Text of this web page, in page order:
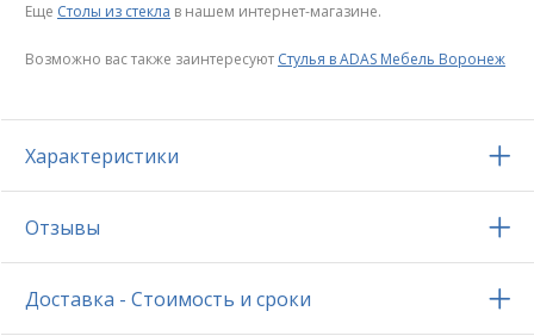
Еще Столы из стекла в нашем интернет-магазине.
Возможно вас также заинтересуют Стулья в ADAS Мебель Воронеж
Характеристики
Отзывы
Доставка - Стоимость и сроки